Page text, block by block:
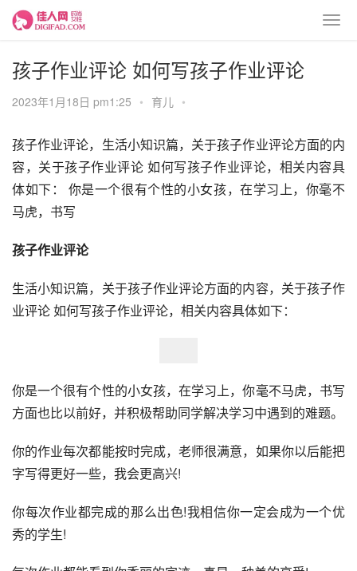
孩子作业评论 如何写孩子作业评论
2023年1月18日 pm1:25 • 育儿 •
孩子作业评论，生活小知识篇，关于孩子作业评论方面的内
容，关于孩子作业评论 如何写孩子作业评论，相关内容具
体如下： 你是一个很有个性的小女孩，在学习上，你毫不
马虎，书写
孩子作业评论
生活小知识篇，关于孩子作业评论方面的内容，关于孩子作
业评论 如何写孩子作业评论，相关内容具体如下：
你是一个很有个性的小女孩，在学习上，你毫不马虎，书写
你的作业每次都能按时完成，老师很满意，如果你以后能把
字写得更好一些，我会更高兴!
你每次作业都完成的那么出色!我相信你一定会成为一个优
秀的学生!